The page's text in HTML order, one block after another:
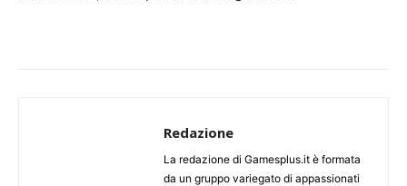
Redazione
La redazione di Gamesplus.it è formata
da un gruppo variegato di appassionati